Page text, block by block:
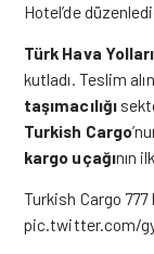
Hotel’de
Türk Hava Yolları
kutladı. Teslim
taşımacılığı
Turkish Cargo
kargo uçağının
Turkish Cargo 777
pic.twitter.com/